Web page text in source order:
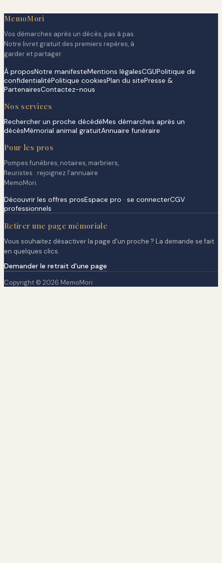
MemoMori
Vos démarches après un décès, pas à pas.
Notre livret gratuit des premiers repères, à
garder et partager.
À proposNotre manifesteMentions légalesCGUPolitique de
confidentialitéPolitique cookiesPlan du sitePresse &
PartenairesContactez-nous
Nos services
Rechercher un proche décédéMes démarches après un
décèsMémorial animal gratuitAnnuaire funéraire
Pour les pros
Pompes funèbres, notaires, marbriers,
fleuristes : rejoignez l'annuaire
MemoMori.
Découvrir les offres prosEspace pro · se connecterCGV
professionnels
Retirer une page mémoriale
Vous souhaitez désactiver la page d'un proche ? La demande se fait
en quelques clics.
Demander le retrait d'une page
Copyright © 2026 MemoMori